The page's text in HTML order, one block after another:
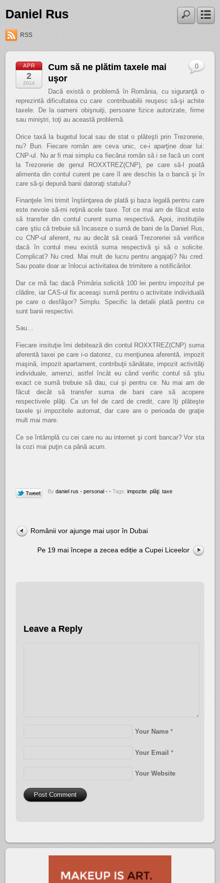
Daniel Rus
RSS
APR
2
2014
Cum să ne plătim taxele mai
uşor
Dacă există o problemă în România, cu siguranţă o
reprezintă dificultatea cu care contribuabilii reuşesc să-şi achite
taxele. De la oameni obişnuiţi, persoane fizice autorizate, firme
sau miniştri, toţi au această problemă.
Orice taxă la bugetul local sau de stat o plăteşti prin Trezorerie,
nu? Bun. Fiecare român are ceva unic, ce-i aparţine doar lui:
CNP-ul. Nu ar fi mai simplu ca fiecărui român să i se facă un cont
la Trezorerie de genul ROXXTREZ(CNP), pe care să-l poată
alimenta din contul curent pe care îl are deschis la o bancă şi în
care să-şi depună banii datoraţi statului?
Finanţele îmi trimit înştiinţarea de plată şi baza legală pentru care
este nevoie să-mi reţină acele taxe. Tot ce mai am de făcut este
să transfer din contul curent suma respectivă. Apoi, instituţiile
care ştiu că trebuie să încaseze o sumă de bani de la Daniel Rus,
cu CNP-ul aferent, nu au decât să ceară Trezoreriei să verifice
dacă în contul meu există suma respectivă şi să o solicite.
Complicat? Nu cred. Mai mult de lucru pentru angajaţi? Nu cred.
Sau poate doar ar înlocui activitatea de trimitere a notificărilor.
Dar ce mă fac dacă Primăria solicită 100 lei pentru impozitul pe
clădire, iar CAS-ul fix aceeaşi sumă pentru o activitate individuală
pe care o desfăşor? Simplu. Specific la detalii plată pentru ce
sunt banii respectivi.
Sau…
Fiecare insituţie îmi debitează din contul ROXXTREZ(CNP) suma
aferentă taxei pe care i-o datorez, cu menţiunea aferentă, impozit
maşină, impozit apartament, contribuţii sănătate, impozit activităţi
individuale, amenzi, astfel încât eu când verific contul să ştiu
exact ce sumă trebuie să dau, cui şi pentru ce. Nu mai am de
făcut decât să transfer suma de bani care să acopere
respectivele plăţi. Ca un fel de card de credit, care îţi plăteşte
taxele şi impozitele automat, dar care are o perioada de graţie
mult mai mare.
Ce se întâmplă cu cei care nu au internet şi cont bancar? Vor sta
la cozi mai puţin ca până acum.
Bydaniel rus • personal •
0
• Tags:impozite ,plăţi ,taxe
Românii vor ajunge mai ușor în Dubai
Pe 19 mai începe a zecea ediție a Cupei Liceelor
Leave a Reply
Your Name *
Your Email *
Your Website